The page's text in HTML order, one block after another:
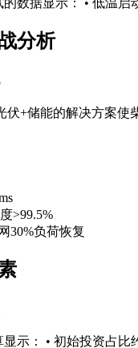
分析
伏+储能的解决方案使
>99.5%
30%负荷恢复
示： • 初始投资占比